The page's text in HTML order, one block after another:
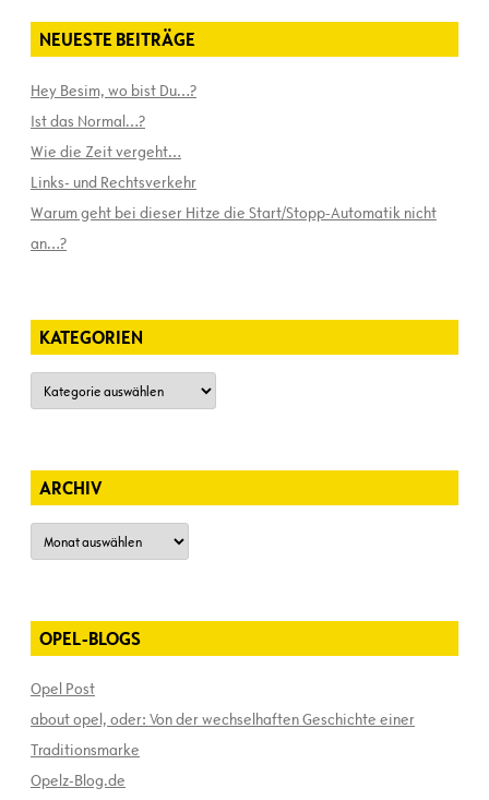
NEUESTE BEITRÄGE
Hey Besim, wo bist Du…?
Ist das Normal…?
Wie die Zeit vergeht…
Links- und Rechtsverkehr
Warum geht bei dieser Hitze die Start/Stopp-Automatik nicht
an…?
KATEGORIEN
Kategorien
ARCHIV
Archiv
OPEL-BLOGS
Opel Post
about opel, oder: Von der wechselhaften Geschichte einer
Traditionsmarke
Opelz-Blog.de